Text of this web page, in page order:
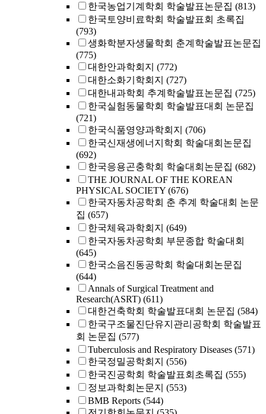
한국농업기계학회 학술발표논문집 (813)
한국토양비료학회 학술발표회 초록집
(793)
생화학분자생물학회 춘계학술발표논문집
(775)
대한안과학회지 (772)
대한소화기학회지 (727)
대한내과학회 추계학술발표논문집 (725)
한국실험동물학회 학술발표대회 논문집
(721)
한국식품영양과학회지 (706)
한국신재생에너지학회 학술대회논문집
(692)
한국응용곤충학회 학술대회논문집 (682)
THE JOURNAL OF THE KOREAN
PHYSICAL SOCIETY (676)
한국자동차공학회 춘 추계 학술대회 논문
집 (657)
한국체육과학회지 (649)
한국자동차공학회 부문종합 학술대회
(645)
한국소음진동공학회 학술대회논문집
(644)
Annals of Surgical Treatment and
Research(ASRT) (611)
대한건축학회 학술발표대회 논문집 (584)
한국구조물진단유지관리공학회 학술발표
회 논문집 (577)
Tuberculosis and Respiratory Diseases (571)
한국정밀공학회지 (556)
한국진공학회 학술발표회초록집 (555)
정보과학회논문지 (553)
BMB Reports (544)